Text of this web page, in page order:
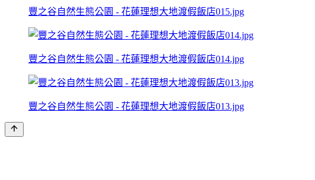
豐之谷自然生態公園 - 花蓮理想大地渡假飯店015.jpg
豐之谷自然生態公園 - 花蓮理想大地渡假飯店014.jpg
豐之谷自然生態公園 - 花蓮理想大地渡假飯店013.jpg